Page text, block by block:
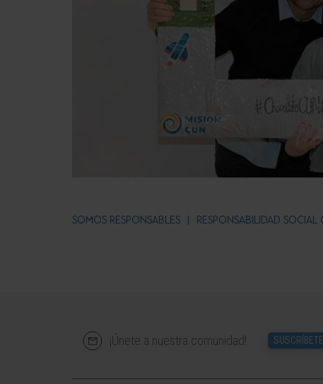
SOMOS RESPONSABLES RESPONSABILIDAD SOCIAL
¡Únete a nuestra comunidad! SUSCRÍBETE